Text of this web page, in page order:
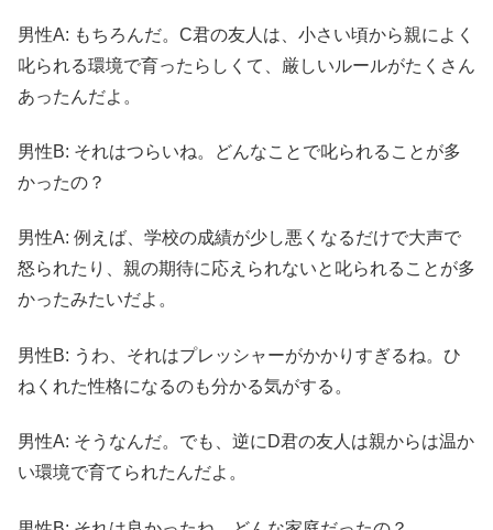
男性A: もちろんだ。C君の友人は、小さい頃から親によく
叱られる環境で育ったらしくて、厳しいルールがたくさん
あったんだよ。
男性B: それはつらいね。どんなことで叱られることが多
かったの？
男性A: 例えば、学校の成績が少し悪くなるだけで大声で
怒られたり、親の期待に応えられないと叱られることが多
かったみたいだよ。
男性B: うわ、それはプレッシャーがかかりすぎるね。ひ
ねくれた性格になるのも分かる気がする。
男性A: そうなんだ。でも、逆にD君の友人は親からは温か
い環境で育てられたんだよ。